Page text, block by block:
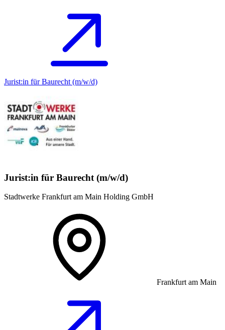
Jurist:in für Baurecht (m/w/d)
Jurist:in für Baurecht (m/w/d)
Stadtwerke Frankfurt am Main Holding GmbH
Frankfurt am Main